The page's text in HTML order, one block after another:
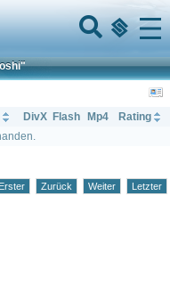
Menu
DivX Flash Mp4
Rating
Erster Zurück Weiter Letzter